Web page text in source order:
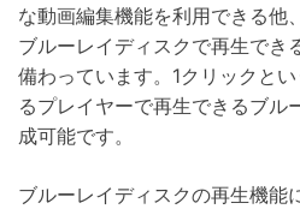
な動画編集機能を利用できる他
ブルーレイディスクで再生でき
備わっています。1クリックと
るプレイヤーで再生できるブル
成可能です。
ブルーレイディスクの再生機能